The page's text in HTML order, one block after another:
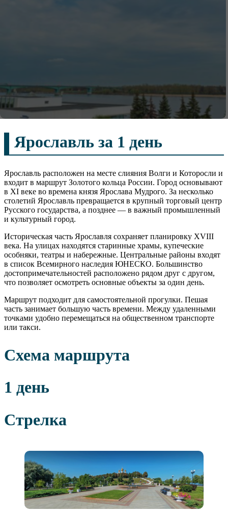
Ярославль за 1 день
Ярославль расположен на месте слияния Волги и Которосли и
входит в маршрут Золотого кольца России. Город основывают
в XI веке во времена князя Ярослава Мудрого. За несколько
столетий Ярославль превращается в крупный торговый центр
Русского государства, а позднее — в важный промышленный
и культурный город.
Историческая часть Ярославля сохраняет планировку XVIII
века. На улицах находятся старинные храмы, купеческие
особняки, театры и набережные. Центральные районы входят
в список Всемирного наследия ЮНЕСКО. Большинство
достопримечательностей расположено рядом друг с другом,
что позволяет осмотреть основные объекты за один день.
Маршрут подходит для самостоятельной прогулки. Пешая
часть занимает большую часть времени. Между удаленными
точками удобно перемещаться на общественном транспорте
или такси.
Схема маршрута
1 день
Стрелка